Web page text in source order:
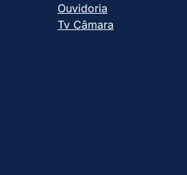
Ouvidoria
Tv Câmara